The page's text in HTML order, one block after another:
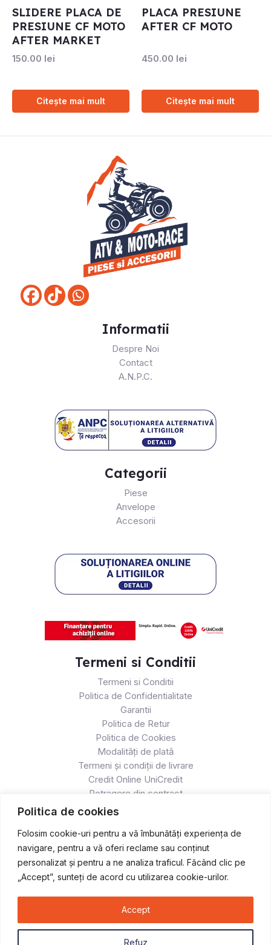
Politica de cookies
Folosim cookie-uri pentru a vă îmbunătăți experiența de
navigare, pentru a vă oferi reclame sau conținut
personalizat și pentru a ne analiza traficul. Făcând clic pe
„Accept”, sunteți de acord cu utilizarea cookie-urilor.
Refuz
Accept
SLIDERE PLACA DE
PRESIUNE CF MOTO
AFTER MARKET
150.00 lei
Citește mai mult
PLACA PRESIUNE
AFTER CF MOTO
450.00 lei
Citește mai mult
Informatii
Despre Noi
Contact
A.N.P.C.
Categorii
Piese
Anvelope
Accesorii
Termeni si Conditii
Termeni si Conditii
Politica de Confidentialitate
Garantii
Politica de Retur
Politica de Cookies
Modalități de plată
Termeni și condiții de livrare
Credit Online UniCredit
Retragere din contract
Copyright © 2026 Atv & Moto - Race